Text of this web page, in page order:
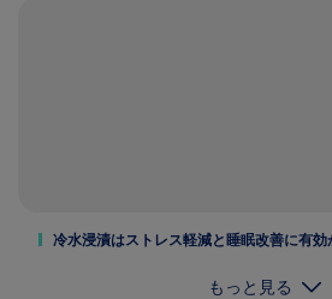
冷水浸漬はストレス軽減と睡眠改善に有効
もっと見る